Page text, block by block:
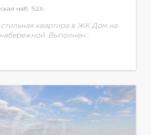
наб. 52А
стильная квартира в ЖК Дом на
Выполнен
материалов. Установлена вся